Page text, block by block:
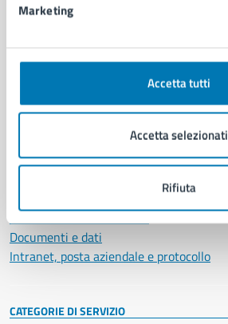
Marketing
Accetta tutti
Accetta selezionati
Rifiuta
Aree amministrative
Uffici
Personale amministrativo
Documenti e dati
Intranet, posta aziendale e protocollo
CATEGORIE DI SERVIZIO